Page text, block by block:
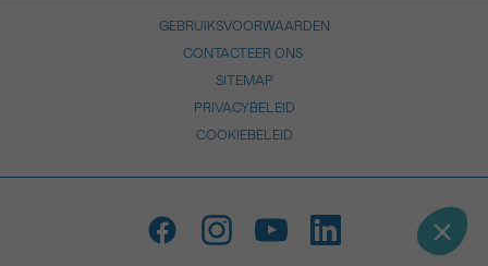
GEBRUIKSVOORWAARDEN
CONTACTEER ONS
SITEMAP
PRIVACYBELEID
COOKIEBELEID